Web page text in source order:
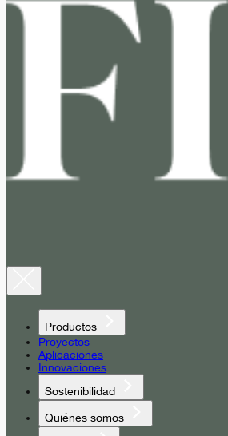
Productos
Proyectos
Aplicaciones
Innovaciones
Sostenibilidad
Quiénes somos